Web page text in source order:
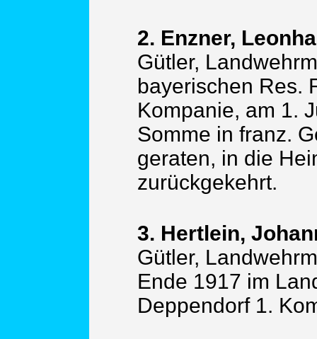
2. Enzner,
Gütler,
bayerischen Res.
Kompanie, am 1.
Somme in franz.
geraten, in die
zurückgekehrt.
3. Hertlein,
Gütler,
Ende 1917 im
Deppendorf 1.